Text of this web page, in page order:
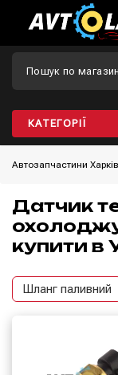
КАТЕГОРІЇ
Автозапчастини Харків
Датчик
купити в
Шланг паливний